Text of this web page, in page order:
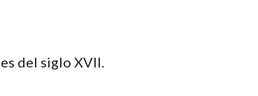
del siglo XVII.